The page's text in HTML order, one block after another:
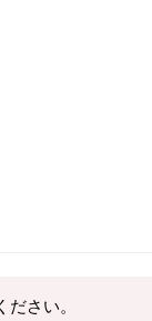
さい。